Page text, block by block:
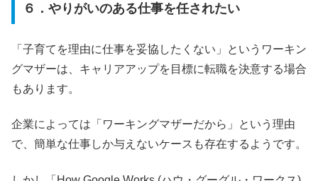
６．やりがいのある仕事を任されたい
「子育てを理由に仕事を妥協したくない」というワーキン
グマザーは、キャリアアップを目標に転職を決意する場合
もあります。
企業によっては「ワーキングマザーだから」という理由
で、簡単な仕事しか与えないケースも存在するようです。